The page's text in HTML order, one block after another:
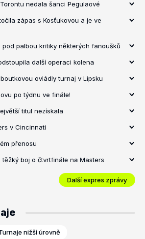
nedala šanci Pegulaové
zápas s Kosťukovou a je ve
pod palbou kritiky některých fanoušků
další operaci kolena
ovládly turnaj v Lipsku
po týdnu ve finále!
titul nezískala
v Cincinnati
přenosu
těžký boj o čtvrtfinále na Masters
Další expres zprávy
nižší úrovně